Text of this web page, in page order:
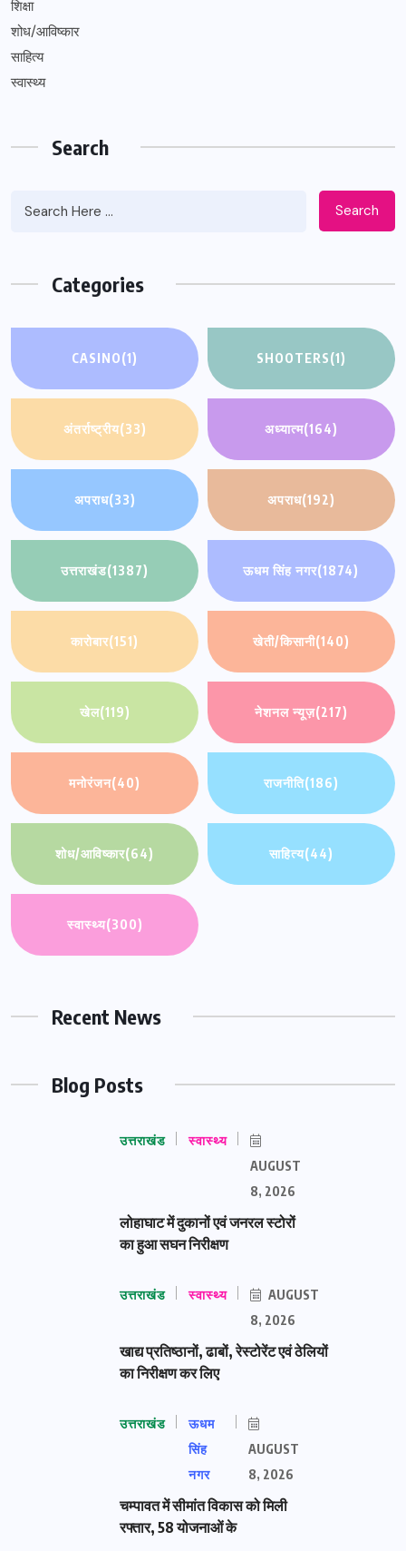
शिक्षा
शोध/आविष्कार
साहित्य
स्वास्थ्य
Search
Search
Categories
CASINO(1) SHOOTERS(1)
अंतर्राष्ट्रीय(33) अध्यात्म(164)
अपराध(33) अपराध(192)
उत्तराखंड(1387) ऊधम सिंह नगर(1874)
कारोबार(151) खेती/किसानी(140)
खेल(119) नेशनल न्यूज़(217)
मनोरंजन(40) राजनीति(186)
शोध/आविष्कार(64) साहित्य(44)
स्वास्थ्य(300)
Recent News
Blog Posts
उत्तराखंड स्वास्थ्य
AUGUST
8, 2026
लोहाघाट में दुकानों एवं जनरल स्टोरों
का हुआ सघन निरीक्षण
उत्तराखंड स्वास्थ्य
AUGUST
8, 2026
खाद्य प्रतिष्ठानों, ढाबों, रेस्टोरेंट एवं ठेलियों
का निरीक्षण कर लिए
उत्तराखंड
ऊधम
सिंह
नगर
AUGUST
8, 2026
चम्पावत में सीमांत विकास को मिली
रफ्तार, 58 योजनाओं के